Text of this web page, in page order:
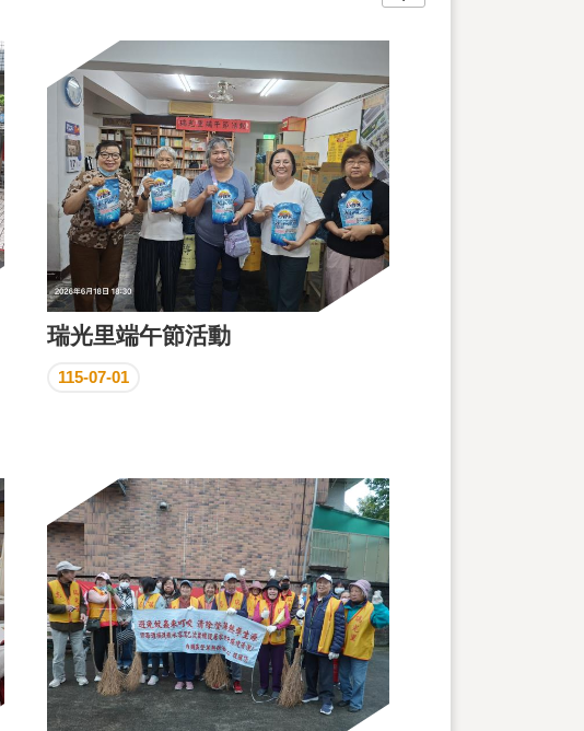
瑞光里端午節活動
115-07-01